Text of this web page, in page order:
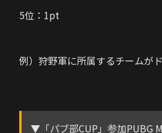
5位：1pt
例）狩野軍に所属するチームが
▼「パブ部CUP」参加PUBG